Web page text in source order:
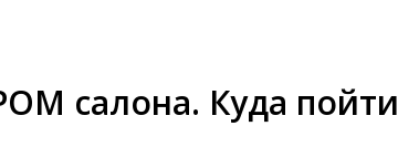
салона. Куда пойти